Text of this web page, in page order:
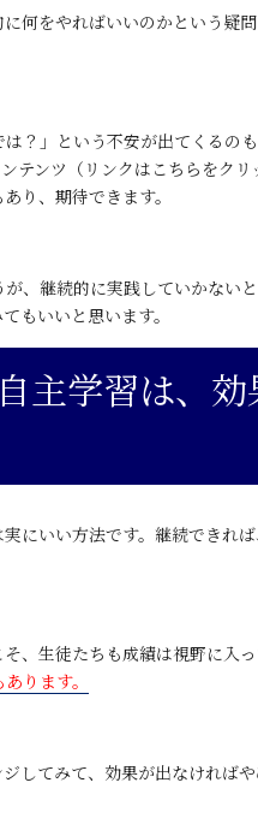
何をやればいいのかという疑
？」という不安が出てくるの
テンツ（リンクはこちらをクリ
り、期待できます。
、継続的に実践していかないと
もいいと思います。
主学習は、
にいい方法です。継続できれ
、生徒たちも成績は視野に入
ります。
してみて、効果が出なければ